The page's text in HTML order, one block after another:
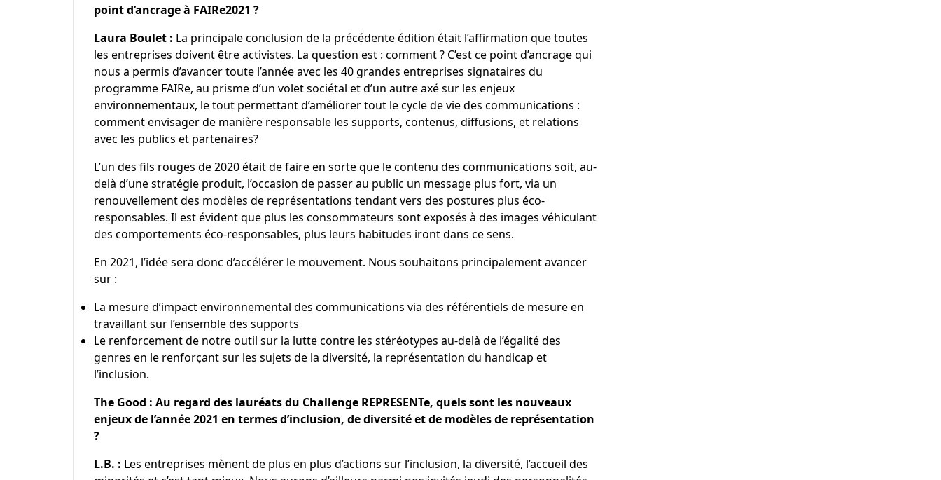
point d’ancrage à FAIRe2021 ?
Laura Boulet : La principale conclusion de la précédente édition était l’affirmation que toutes
les entreprises doivent être activistes. La question est : comment ? C’est ce point d’ancrage qui
nous a permis d’avancer toute l’année avec les 40 grandes entreprises signataires du
programme FAIRe, au prisme d’un volet sociétal et d’un autre axé sur les enjeux
environnementaux, le tout permettant d’améliorer tout le cycle de vie des communications :
comment envisager de manière responsable les supports, contenus, diffusions, et relations
avec les publics et partenaires?
L’un des fils rouges de 2020 était de faire en sorte que le contenu des communications soit, au-
delà d’une stratégie produit, l’occasion de passer au public un message plus fort, via un
renouvellement des modèles de représentations tendant vers des postures plus éco-
responsables. Il est évident que plus les consommateurs sont exposés à des images véhiculant
des comportements éco-responsables, plus leurs habitudes iront dans ce sens.
En 2021, l’idée sera donc d’accélérer le mouvement. Nous souhaitons principalement avancer
sur :
La mesure d’impact environnemental des communications via des référentiels de mesure en
travaillant sur l’ensemble des supports
Le renforcement de notre outil sur la lutte contre les stéréotypes au-delà de l’égalité des
genres en le renforçant sur les sujets de la diversité, la représentation du handicap et
l’inclusion.
The Good : Au regard des lauréats du Challenge REPRESENTe, quels sont les nouveaux
enjeux de l’année 2021 en termes d’inclusion, de diversité et de modèles de représentation
?
L.B. : Les entreprises mènent de plus en plus d’actions sur l’inclusion, la diversité, l’accueil des